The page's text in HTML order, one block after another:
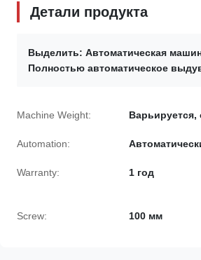
Детали продукта
Выделить: Автоматическая
Полностью автоматическое
Machine Weight: Варьируется,
Automation:
Warranty: 1 год
Screw: 100 мм